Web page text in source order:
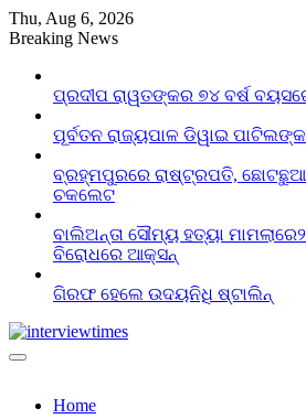
Skip
to
Thu, Aug 6, 2026
Breaking News
ପ୍ରଦୀପ ରାୱତଙ୍କର ୭୪ ବର୍ଷ
ପୂର୍ବତନ ରାଜ୍ୟପାଳ ଡିୱାଇ
ବ୍ରହ୍ମପୁରରେ ରାଷ୍ଟ୍ରପତି,
ଚକଲେଟ
ବାଲିଅନ୍ତା ସୌମ୍ୟ ହତ୍ୟା
ବିରୋଧରେ ଆକ୍ସନ୍
ଗିରଫ ହେଲେ ଉଦୟନିଧି ଷ୍ଟାଲିନ୍
Home